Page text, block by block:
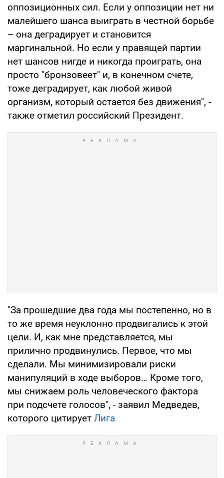
оппозиционных сил. Если у оппозиции нет ни
малейшего шанса выиграть в честной борьбе
– она деградирует и становится
маргинальной. Но если у правящей партии
нет шансов нигде и никогда проиграть, она
просто "бронзовеет" и, в конечном счете,
тоже деградирует, как любой живой
организм, который остается без движения", -
также отметил российский Президент.
"За прошедшие два года мы постепенно, но в
то же время неуклонно продвигались к этой
цели. И, как мне представляется, мы
прилично продвинулись. Первое, что мы
сделали. Мы минимизировали риски
манипуляций в ходе выборов… Кроме того,
мы снижаем роль человеческого фактора
при подсчете голосов", - заявил Медведев,
которого цитирует Лига